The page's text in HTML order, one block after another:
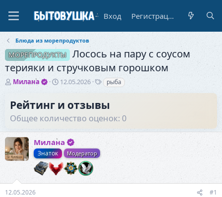
Вход Регистрация
Блюда из морепродуктов
МОРЕПРОДУКТЫ
Лосось на пару с соусом
терияки и стручковым горошком
А
о
р
е
м
ы
Милана
Д
а
н
ч
а
л
а
12.05.2026
Т
и
рыба
Рейтинг и отзывы
Общее количество оценок: 0
Милана
Знаток Модератор
12.05.2026 #1